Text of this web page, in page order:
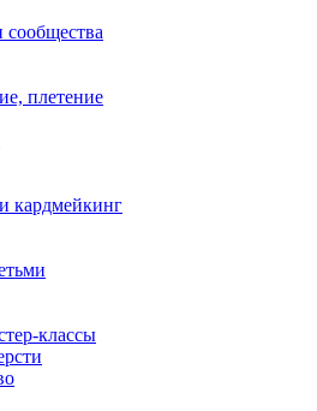
сообщества
плетение
кардмейкинг
классы